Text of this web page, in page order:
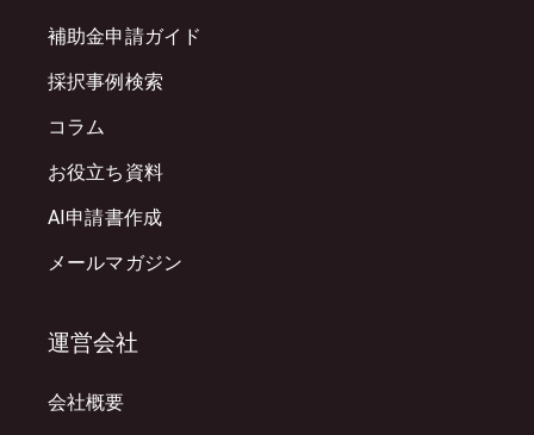
補助金申請ガイド
採択事例検索
コラム
お役立ち資料
AI申請書作成
メールマガジン
運営会社
会社概要